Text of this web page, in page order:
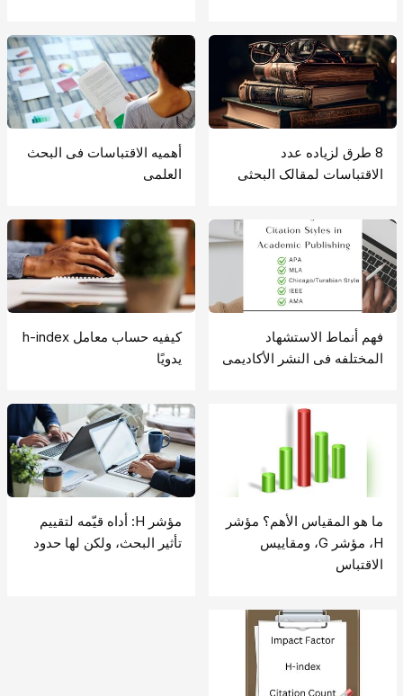
8 طرق لزیاده عدد
الاقتباسات لمقالک البحثی
أهمیه الاقتباسات فی البحث
العلمی
فهم أنماط الاستشهاد
المختلفه فی النشر الأکادیمی
کیفیه حساب معامل h-index
یدویًا
ما هو المقیاس الأهم؟ مؤشر
H، مؤشر G، ومقاییس
الاقتباس
مؤشر H: أداه قیّمه لتقییم
تأثیر البحث، ولکن لها حدود